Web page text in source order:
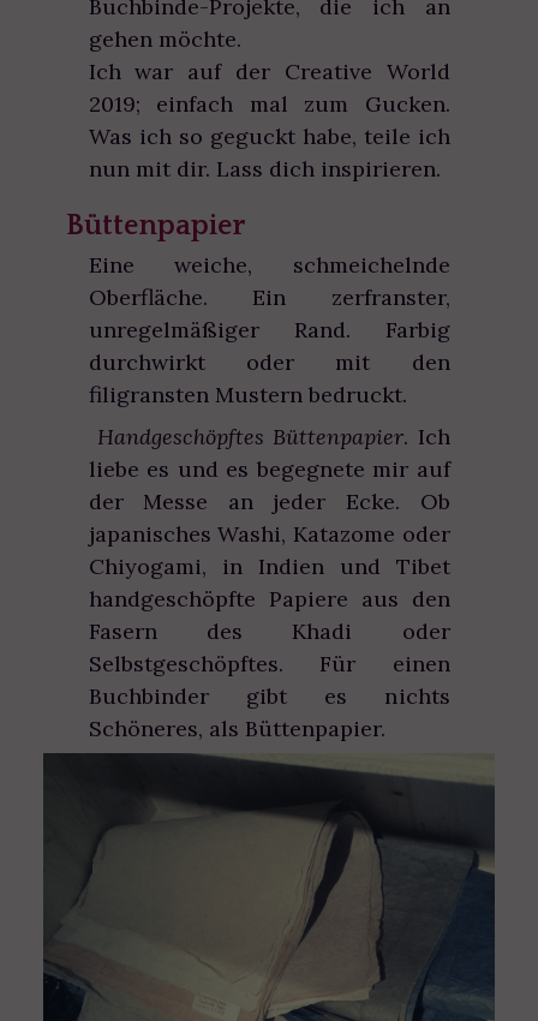
Buchbinde-Projekte, die ich an
gehen möchte.
Ich war auf der Creative World
2019; einfach mal zum Gucken.
Was ich so geguckt habe, teile ich
nun mit dir. Lass dich inspirieren.
Büttenpapier
Eine weiche, schmeichelnde
Oberfläche. Ein zerfranster,
unregelmäßiger Rand. Farbig
durchwirkt oder mit den
filigransten Mustern bedruckt.
Handgeschöpftes Büttenpapier. Ich
liebe es und es begegnete mir auf
der Messe an jeder Ecke. Ob
japanisches Washi, Katazome oder
Chiyogami, in Indien und Tibet
handgeschöpfte Papiere aus den
Fasern des Khadi oder
Selbstgeschöpftes. Für einen
Buchbinder gibt es nichts
Schöneres, als Büttenpapier.